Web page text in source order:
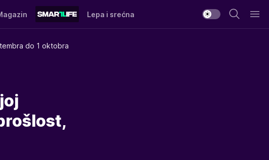
Lepa i srećna
do 1 oktobra